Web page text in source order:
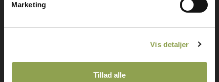
Marketing
Vis detaljer
Tillad alle
Bliv medlem ➜